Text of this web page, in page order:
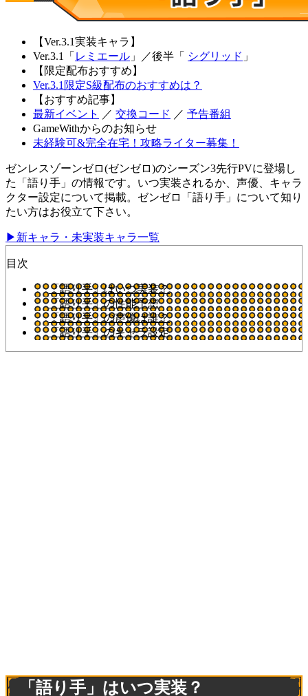
【Ver.3.1実装キャラ】
Ver.3.1「 レミエール 」 ／後半「 シグリッド 」
【限定配布おすすめ】
Ver.3.1限定S級配布のおすすめは？
【おすすめ記事】
最新イベント
／ 交換コード ／ 予告番組
GameWithからのお知らせ
未経験可&完全在宅！攻略ライター募集！
ゼンレスゾーンゼロ(ゼンゼロ)のシーズン3先行PVに登場し
た「語り手」の情報です。いつ実装されるか、声優、キャラ
クター設定について掲載。ゼンゼロ「語り手」について知り
たい方はお役立て下さい。
▶新キャラ・未実装キャラ一覧
目次
「語り手」はいつ実装？
「語り手」の性能予想
「語り手」の声優は誰？
「語り手」のキャラ設定
「語り手」はいつ実装？